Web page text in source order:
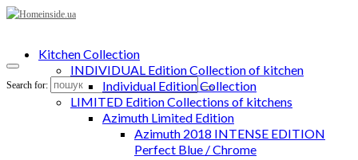
Search for:
Kitchen Collection
INDIVIDUAL Edition Collection of kitchen
Individual Edition Collection
LIMITED Edition Collections of kitchens
Azimuth Limited Edition
Azimuth 2018 INTENSE EDITION
Perfect Blue / Chrome